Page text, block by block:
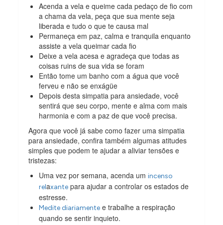
Acenda a vela e queime cada pedaço de fio com
a chama da vela, peça que sua mente seja
liberada e tudo o que te causa mal
Permaneça em paz, calma e tranquila enquanto
assiste a vela queimar cada fio
Deixe a vela acesa e agradeça que todas as
coisas ruins de sua vida se foram
Então tome um banho com a água que você
ferveu e não se enxágüe
Depois desta simpatia para ansiedade, você
sentirá que seu corpo, mente e alma com mais
harmonia e com a paz de que você precisa.
Agora que você já sabe como fazer uma simpatia
para ansiedade, confira também algumas atitudes
simples que podem te ajudar a aliviar tensões e
tristezas:
Uma vez por semana, acenda umincenso
relaxante para ajudar a controlar os estados de
estresse.
Medite diariamente e trabalhe a respiração
quando se sentir inquieto.